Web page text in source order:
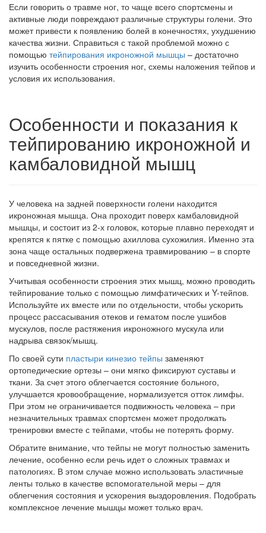
Если говорить о травме ног, то чаще всего спортсмены и
активные люди повреждают различные структуры голени. Это
может привести к появлению болей в конечностях, ухудшению
качества жизни. Справиться с такой проблемой можно с
помощью тейпирования икроножной мышцы – достаточно
изучить особенности строения ног, схемы наложения тейпов и
условия их использования.
Особенности и показания к
тейпированию икроножной и
камбаловидной мышц
У человека на задней поверхности голени находится
икроножная мышца. Она проходит поверх камбаловидной
мышцы, и состоит из 2-х головок, которые плавно переходят и
крепятся к пятке с помощью ахиллова сухожилия. Именно эта
зона чаще остальных подвержена травмированию – в спорте
и повседневной жизни.
Учитывая особенности строения этих мышц, можно проводить
тейпирование только с помощью лимфатических и Y-тейпов.
Используйте их вместе или по отдельности, чтобы ускорить
процесс рассасывания отеков и гематом после ушибов
мускулов, после растяжения икроножного мускула или
надрыва связок/мышц.
По своей сути пластыри кинезио тейпы заменяют
ортопедические ортезы – они мягко фиксируют суставы и
ткани. За счет этого облегчается состояние больного,
улучшается кровообращение, нормализуется отток лимфы.
При этом не ограничивается подвижность человека – при
незначительных травмах спортсмен может продолжать
тренировки вместе с тейпами, чтобы не потерять форму.
Обратите внимание, что тейпы не могут полностью заменить
лечение, особенно если речь идет о сложных травмах и
патологиях. В этом случае можно использовать эластичные
ленты только в качестве вспомогательной меры – для
облегчения состояния и ускорения выздоровления. Подобрать
комплексное лечение мышцы может только врач.